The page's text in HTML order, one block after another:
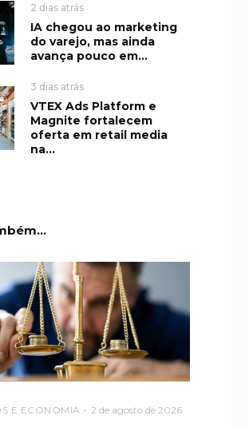
2 dias atrás
IA chegou ao marketing
do varejo, mas ainda
avança pouco em...
3 dias atrás
VTEX Ads Platform e
Magnite fortalecem
oferta em retail media
na...
E ECONOMIA 2 de agosto de 2026